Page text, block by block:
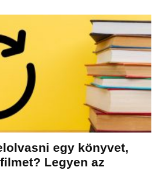
egy könyvet,
Legyen az